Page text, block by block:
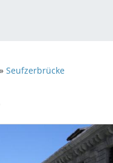
» Seufzerbrücke